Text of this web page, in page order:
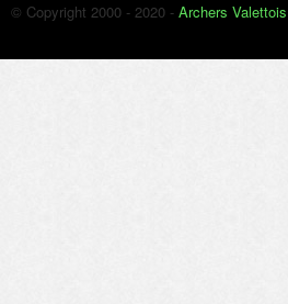
© Copyright 2000 - 2020 - Archers Valettois